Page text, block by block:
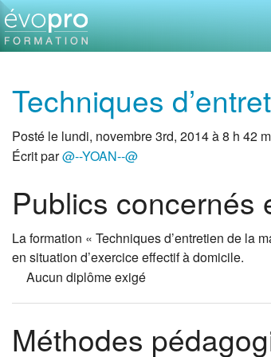
Techniques
Posté le lundi, novembre 3rd, 2014 à 8 h 42
Écrit par@--YOAN--@
Publics concernés
La formation « Techniques d’entretien de la
en situation d’exercice effectif à domicile.
Aucun diplôme exigé
Méthodes